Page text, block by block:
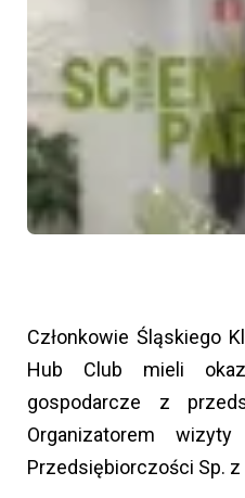
Członkowie Śląskiego
Hub Club mieli
gospodarcze z
Organizatorem
Przedsiębiorczości Sp. z